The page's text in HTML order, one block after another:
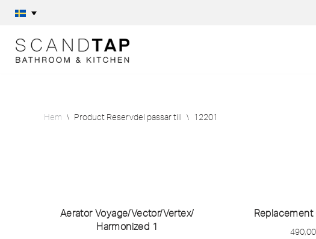
till
innehåll
Hem \ Product Reservdel passar till \ 12201
Aerator Voyage/Vector/Vertex/
Harmonized 1